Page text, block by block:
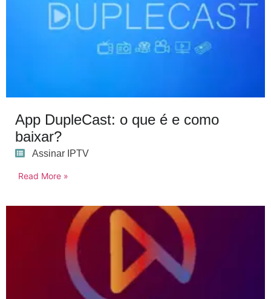
App DupleCast: o que é e como
baixar?
Assinar IPTV
Read More »